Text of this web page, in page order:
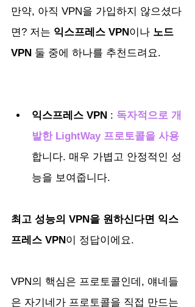
만약, 아직 VPN을 가입하지 않으셨다
면? 저는 익스프레스 VPN이나 노드
VPN 둘 중에 하나를 추천드려요.
익스프레스 VPN : 독자적으로 개
발한 LightWay 프로토콜을 사용
합니다. 매우 가볍고 안정적인 성
능을 보여줍니다.
최고 성능의 VPN을 원하신다면 익스
프레스 VPN이 정답이에요.
VPN의 핵심은 프로토콜인데, 얘네들
은 자기네가 프로토콜을 직접 만드는